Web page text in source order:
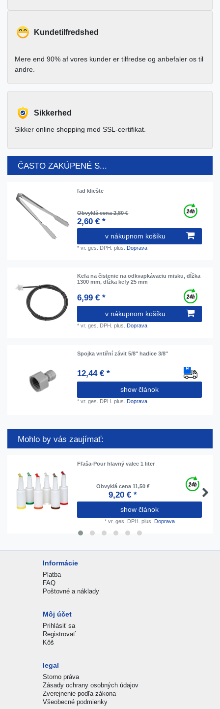
Kundetilfredshed
Mere end 90% af vores kunder er tilfredse og anbefaler os til
andre.
Sikkerhed
Sikker online shopping med SSL-certifikat.
ČASTO ZAKÚPENÉ S...
ľad kliešte
Obvyklá cena 2,80 €
2,60 € *
v nákupnom košíku
*vr. ges. DPH. plus. Doprava
Kefa na čistenie na odkvapkávaciu misku, dĺžka
1300 mm, dĺžka kefy 25 mm
6,99 € *
v nákupnom košíku
*vr. ges. DPH. plus. Doprava
Spojka vntiřní závit 5/8" hadice 3/8"
12,44 € *
show článok
*vr. ges. DPH. plus. Doprava
Mohlo by vás zaujímať:
Fľaša-Pour hlavný valec 1 liter
Obvyklá cena 11,50 €
9,20 € *
show článok
* vr. ges. DPH. plus. Doprava
Informácie
Platba
FAQ
Poštovné a náklady
Môj účet
Prihlásiť sa
Registrovať
Kôš
legal
Storno práva
Zásady ochrany osobných údajov
Zverejnenie podľa zákona
Všeobecné podmienky